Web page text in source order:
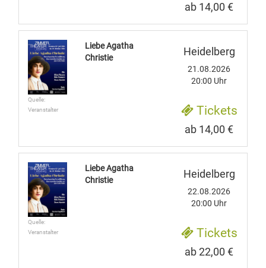
ab 14,00 €
Quelle:
Veranstalter
Liebe Agatha
Christie
Heidelberg
21.08.2026
20:00 Uhr
Tickets
ab 14,00 €
Quelle:
Veranstalter
Liebe Agatha
Christie
Heidelberg
22.08.2026
20:00 Uhr
Tickets
ab 22,00 €